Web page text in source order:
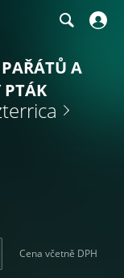
A
PTÁK
Cena včetně DPH